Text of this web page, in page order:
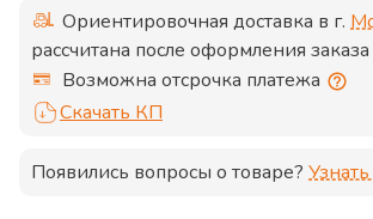
Ориентировочная доставка в г.
рассчитана после оформления заказа
Возможна отсрочка платежа
Скачать КП
Появились вопросы о товаре?